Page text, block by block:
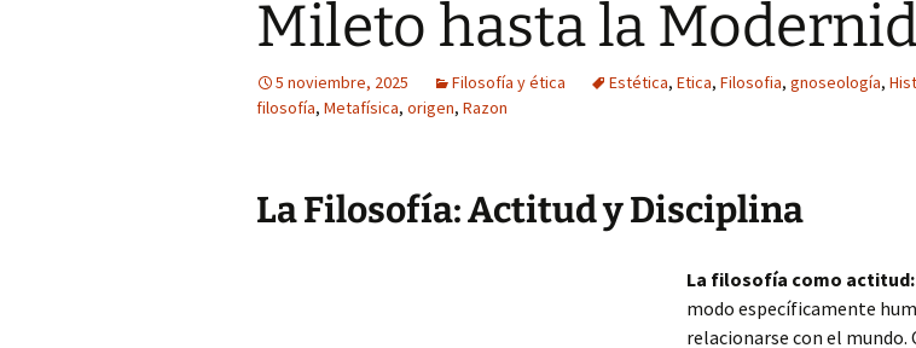
Mileto hasta la
5 noviembre, 2025 Filosofía y ética Estética, Etica, Filosofia, gnoseología,
filosofía, Metafísica, origen, Razon
La Filosofía: Actitud y Disciplina
La filosofía como actitud:
modo específicamente
relacionarse con el mundo.